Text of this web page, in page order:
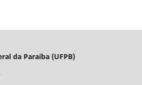
da Paraíba (UFPB)